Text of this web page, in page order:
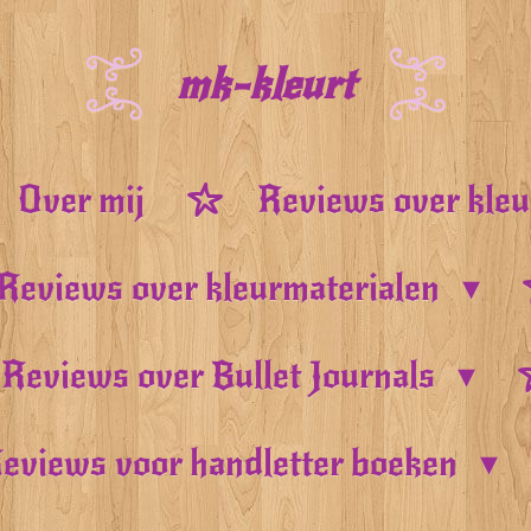
mk-kleurt
Over mij Reviews over
over kleurmaterialen
Reviews over Bullet Journals
voor handletter boeken